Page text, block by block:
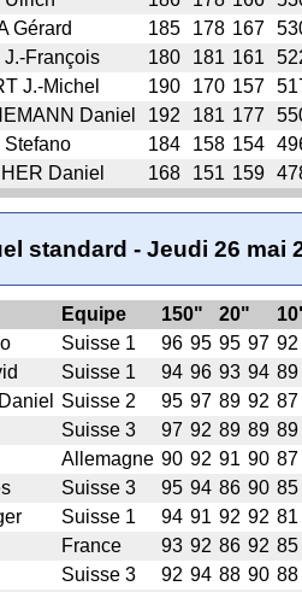
Gérard 185 178 167
François
180 181 161
J.-Michel
190 170 157
Daniel 192 181 177
Stefano
184 158 154
Daniel
168 151 159
standard - Jeudi 26 mai
Equipe 150" 20"
Suisse 1 96 95 95 97 92
Suisse 1 94 96 93 94 89
Suisse 2 95 97 89 92 87
Suisse 3 97 92 89 89 89
Allemagne 90 92 91 90 87
Suisse 3 95 94 86 90 85
Suisse 1 94 91 92 92 81
France 93 92 86 92 85
Suisse 3 92 94 88 90 88